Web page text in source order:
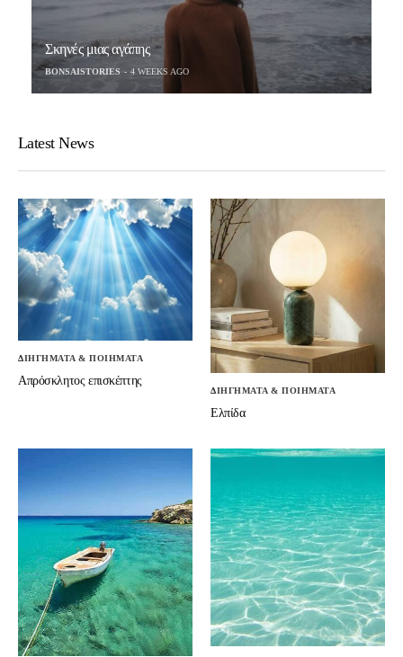
Σκηνές μιας αγάπης
BONSAISTORIES 4 WEEKS AGO
Latest News
ΔΙΗΓΗΜΑΤΑ & ΠΟΙΗΜΑΤΑ
Απρόσκλητος επισκέπτης
ΔΙΗΓΗΜΑΤΑ & ΠΟΙΗΜΑΤΑ
Ελπίδα